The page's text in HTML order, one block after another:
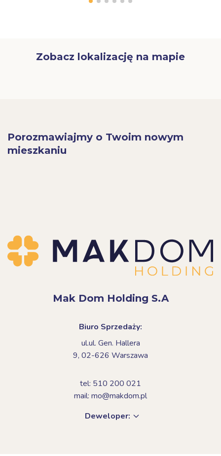
Zobacz lokalizację na mapie
Porozmawiajmy o Twoim nowym
mieszkaniu
Mak Dom Holding S.A
Biuro Sprzedaży:
ul.ul. Gen. Hallera
9, 02-626 Warszawa
tel: 510 200 021
mail: mo@makdom.pl
Deweloper: